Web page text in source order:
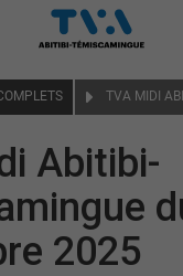
Abitibi-
2025